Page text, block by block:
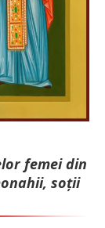
femei din
soții